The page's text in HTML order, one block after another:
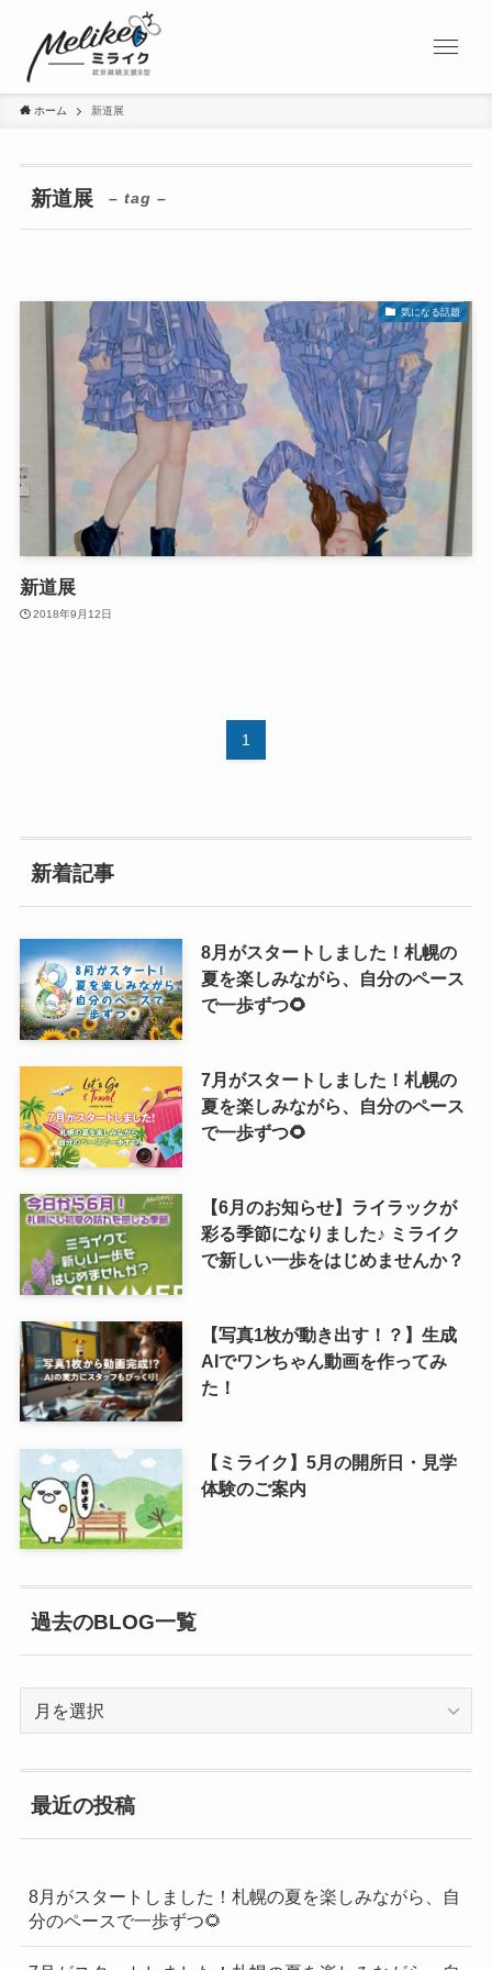
ホーム 新道展
新道展 – tag –
気になる話題
新道展
2018年9月12日
1
新着記事
8月がスタートしました！札幌の
夏を楽しみながら、自分のペース
で一歩ずつ🌻
7月がスタートしました！札幌の
夏を楽しみながら、自分のペース
で一歩ずつ🌻
【6月のお知らせ】ライラックが
彩る季節になりました♪ ミライク
で新しい一歩をはじめませんか？
【写真1枚が動き出す！？】生成
AIでワンちゃん動画を作ってみ
た！
【ミライク】5月の開所日・見学
体験のご案内
過去のBLOG一覧
一
覧
最近の投稿
8月がスタートしました！札幌の夏を楽しみながら、自
分のペースで一歩ずつ🌻